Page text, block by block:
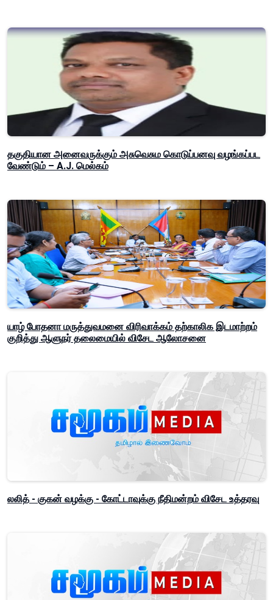
தகுதியான அனைவருக்கும் அசுவெசும கொடுப்பனவு வழங்கப்பட
வேண்டும் – A.J. மெல்கம்
யாழ் போதனா மருத்துவமனை விரிவாக்கம் தற்காலிக இடமாற்றம்
குறித்து ஆளுநர் தலைமையில் விசேட ஆலோசனை
லலித் - குகன் வழக்கு - கோட்டாவுக்கு நீதிமன்றம் விசேட உத்தரவு